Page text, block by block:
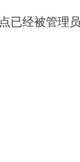
已经被管理